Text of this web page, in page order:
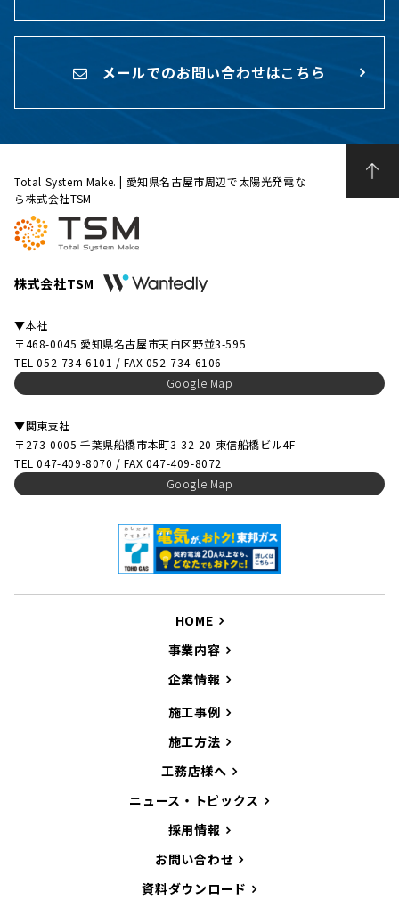
メールでのお問い合わせはこちら
Total System Make. | 愛知県名古屋市周辺で太陽光発電な
ら株式会社TSM
株式会社TSM
▼本社
〒468-0045 愛知県名古屋市天白区野並3-595
TEL 052-734-6101 / FAX 052-734-6106
Google Map
▼関東支社
〒273-0005 千葉県船橋市本町3-32-20 東信船橋ビル4F
TEL 047-409-8070 / FAX 047-409-8072
Google Map
HOME
事業内容
企業情報
施工事例
施工方法
工務店様へ
ニュース・トピックス
採用情報
お問い合わせ
資料ダウンロード